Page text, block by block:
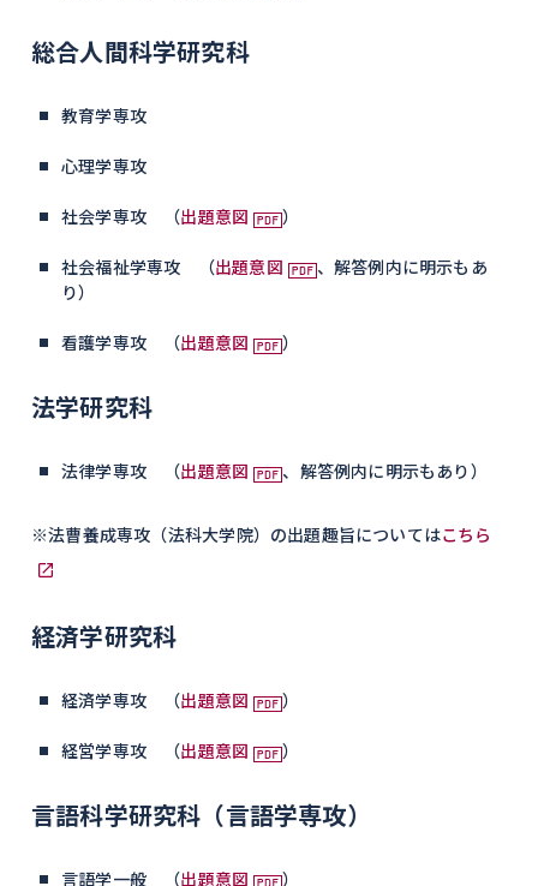
総合人間科学研究科
教育学専攻
心理学専攻
社会学専攻 （出題意図 ）
社会福祉学専攻 （出題意図
、解答例内に明示もあ
り）
看護学専攻 （出題意図 ）
法学研究科
法律学専攻 （出題意図 、解答例内に明示もあり）
※法曹養成専攻（法科大学院）の出題趣旨についてはこちら
経済学研究科
経済学専攻 （出題意図 ）
経営学専攻 （出題意図 ）
言語科学研究科（言語学専攻）
言語学一般 （出題意図 ）